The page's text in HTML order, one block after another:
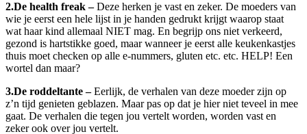
2.De health freak –Deze herken je vast en zeker. De moeders van
wie je eerst een hele lijst in je handen gedrukt krijgt waarop staat
wat haar kind allemaal NIET mag. En begrijp ons niet verkeerd,
gezond is hartstikke goed, maar wanneer je eerst alle keukenkastjes
thuis moet checken op alle e-nummers, gluten etc. etc. HELP! Een
wortel dan maar?
3.De roddeltante –Eerlijk, de verhalen van deze moeder zijn op
z’n tijd genieten geblazen. Maar pas op dat je hier niet teveel in mee
gaat. De verhalen die tegen jou vertelt worden, worden vast en
zeker ook over jou vertelt.